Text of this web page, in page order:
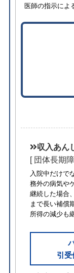
医師の指示によ
収入あん
[ 団体長期
入院中だけで
務外の病気や
継続した場合
まで長い補償
所得の減少も
引受